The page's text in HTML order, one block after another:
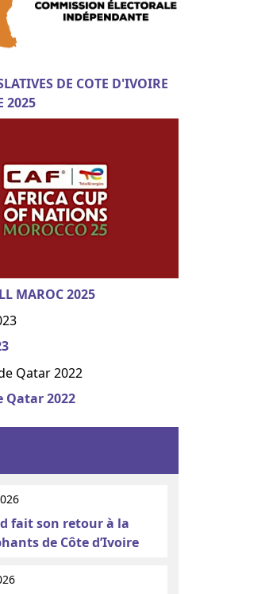
DE COTE D'IVOIRE
2025
MAROC 2025
Qatar 2022
fait son retour à la
de Côte d’Ivoire